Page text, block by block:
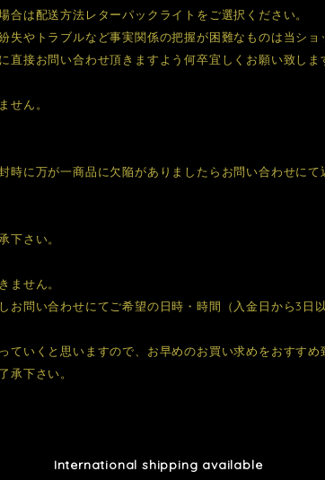
合は配送方法レターパックライトをご選択ください。
失やトラブルなど事実関係の把握が困難なものは当シ
直接お問い合わせ頂きますよう何卒宜しくお願い致しま
せん。
時に万が一商品に欠陥がありましたらお問い合わせに
下さい。
ません。
問い合わせにてご希望の日時・時間（入金日から3日
ていくと思いますので、お早めのお買い求めをおすすめ
承下さい。
International shipping available